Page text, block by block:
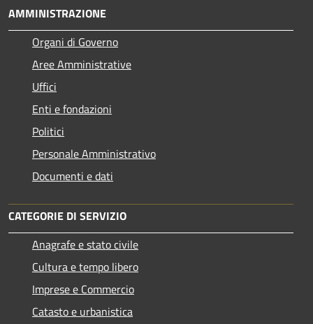
AMMINISTRAZIONE
Organi di Governo
Aree Amministrative
Uffici
Enti e fondazioni
Politici
Personale Amministrativo
Documenti e dati
CATEGORIE DI SERVIZIO
Anagrafe e stato civile
Cultura e tempo libero
Imprese e Commercio
Catasto e urbanistica